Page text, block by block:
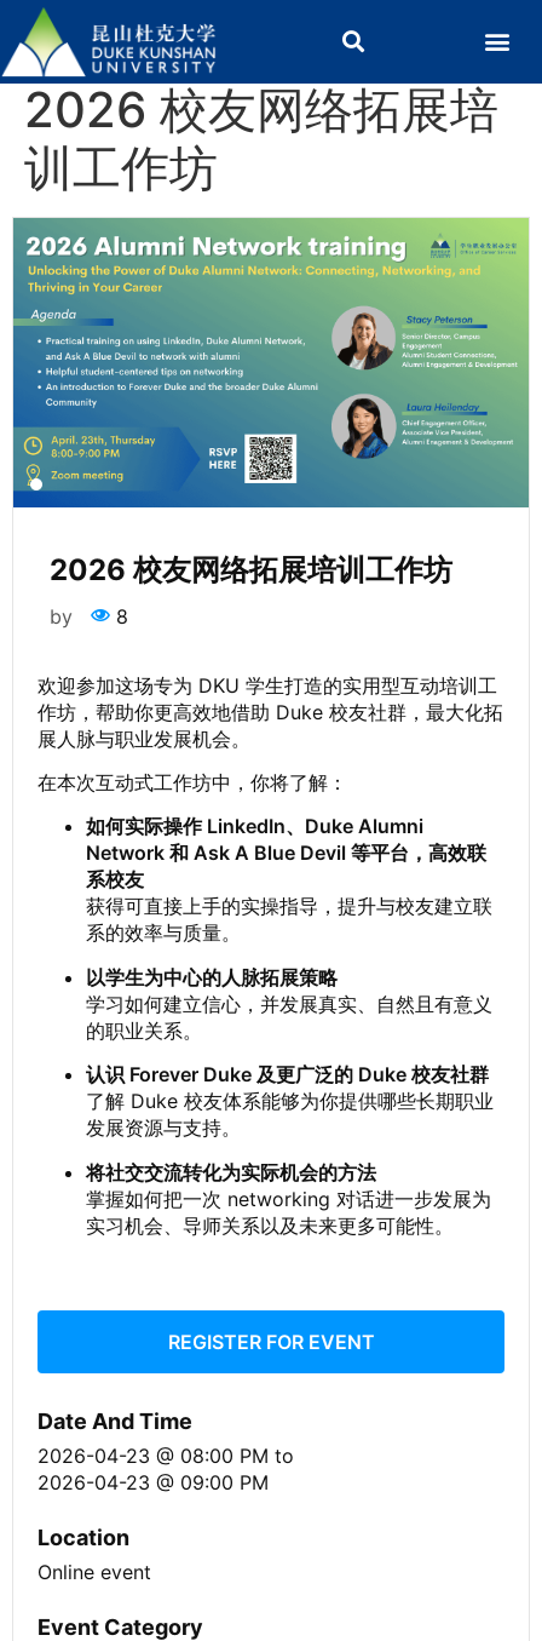
2026 校友网络拓展培
训工作坊
2026 校友网络拓展培训工作坊
by 8
欢迎参加这场专为 DKU 学生打造的实用型互动培训工
作坊，帮助你更高效地借助 Duke 校友社群，最大化拓
展人脉与职业发展机会。
在本次互动式工作坊中，你将了解：
如何实际操作 LinkedIn、Duke Alumni
Network 和 Ask A Blue Devil 等平台，高效联
系校友
获得可直接上手的实操指导，提升与校友建立联
系的效率与质量。
以学生为中心的人脉拓展策略
学习如何建立信心，并发展真实、自然且有意义
的职业关系。
认识 Forever Duke 及更广泛的 Duke 校友社群
了解 Duke 校友体系能够为你提供哪些长期职业
发展资源与支持。
将社交交流转化为实际机会的方法
掌握如何把一次 networking 对话进一步发展为
实习机会、导师关系以及未来更多可能性。
REGISTER FOR EVENT
Date And Time
2026-04-23 @ 08:00 PM to
2026-04-23 @ 09:00 PM
Location
Online event
Event Category